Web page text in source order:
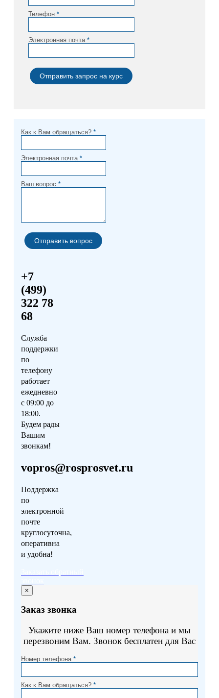
Телефон *
Электронная почта *
Как к Вам обращаться? *
Электронная почта *
Ваш вопрос *
+7
(499)
322 78
68
Служба
поддержки
по
телефону
работает
ежедневно
с 09:00 до
18:00.
Будем рады
Вашим
звонкам!
vopros@rosprosvet.ru
Поддержка
по
электронной
почте
круглосуточна,
оперативна
и удобна!
×
Заказ звонка
Укажите ниже Ваш номер телефона и мы
перезвоним Вам. Звонок бесплатен для Вас
Номер телефона *
Как к Вам обращаться? *